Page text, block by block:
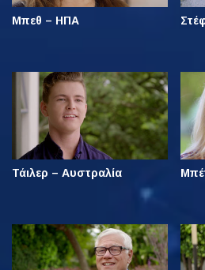
Μπεθ – ΗΠΑ
Τάιλερ – Αυστραλία